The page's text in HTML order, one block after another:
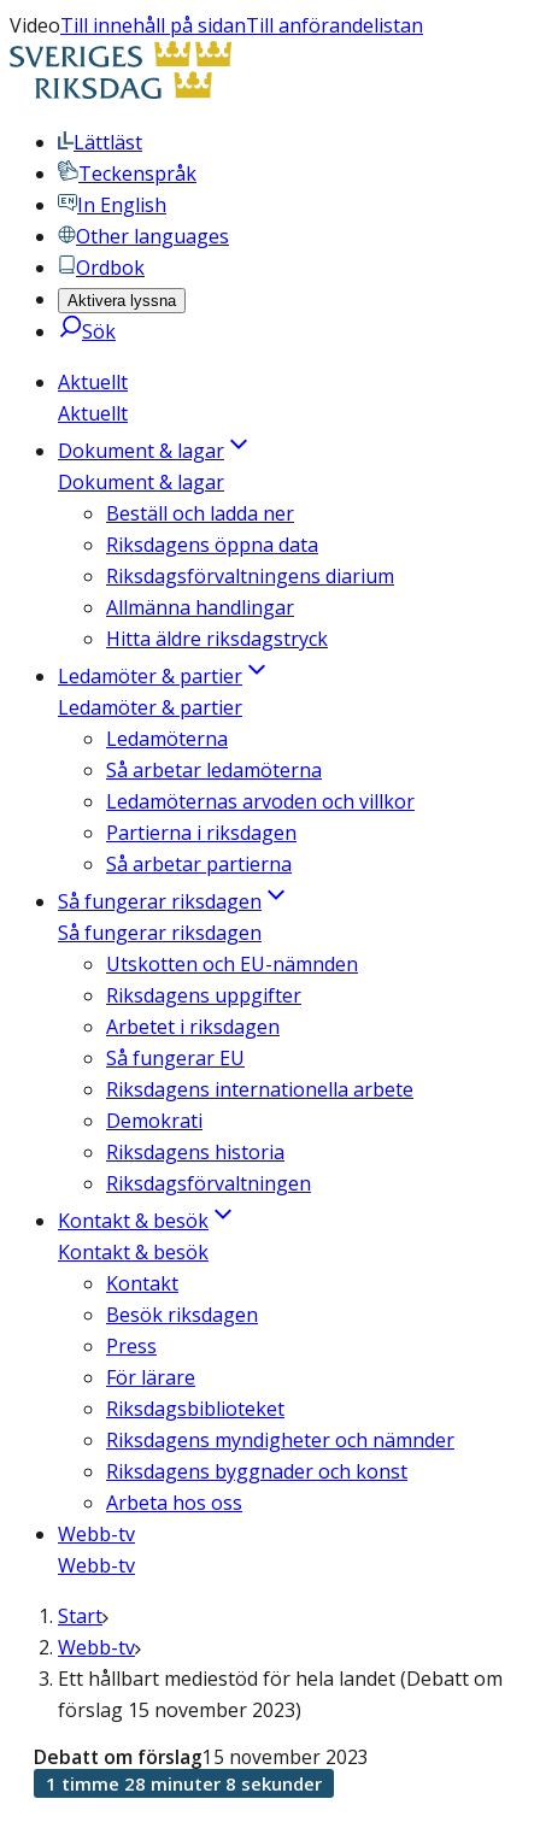
VideoTill innehåll på sidanTill anförandelistan
Lättläst
Teckenspråk
In English
Other languages
Ordbok
Aktivera lyssna
Sök
Aktuellt
Aktuellt
Dokument & lagar
Dokument & lagar
Beställ och ladda ner
Riksdagens öppna data
Riksdagsförvaltningens diarium
Allmänna handlingar
Hitta äldre riksdagstryck
Ledamöter & partier
Ledamöter & partier
Ledamöterna
Så arbetar ledamöterna
Ledamöternas arvoden och villkor
Partierna i riksdagen
Så arbetar partierna
Så fungerar riksdagen
Så fungerar riksdagen
Utskotten och EU-nämnden
Riksdagens uppgifter
Arbetet i riksdagen
Så fungerar EU
Riksdagens internationella arbete
Demokrati
Riksdagens historia
Riksdagsförvaltningen
Kontakt & besök
Kontakt & besök
Kontakt
Besök riksdagen
Press
För lärare
Riksdagsbiblioteket
Riksdagens myndigheter och nämnder
Riksdagens byggnader och konst
Arbeta hos oss
Webb-tv
Webb-tv
Start
Webb-tv
Ett hållbart mediestöd för hela landet (Debatt om
förslag 15 november 2023)
Debatt om förslag15 november 2023
1 timme 28 minuter 8 sekunder